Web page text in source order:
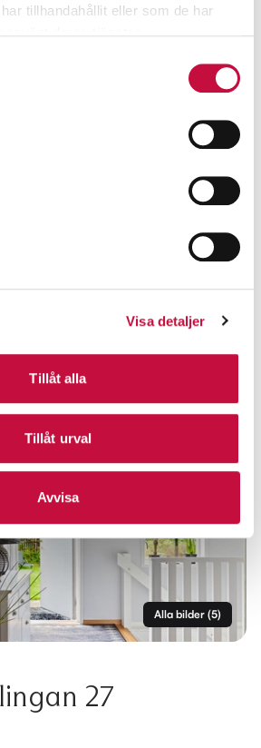
tillhandahållit eller som de har
Visa detaljer
Tillåt alla
Tillåt urval
Avvisa
Alla bilder (5)
27